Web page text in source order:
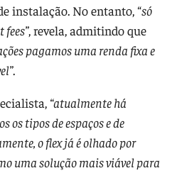
instalação. No entanto, “só
, revela, admitindo que
pagamos uma renda fixa e
.
“atualmente há
os tipos de espaços e de
o flex já é olhado por
uma solução mais viável para